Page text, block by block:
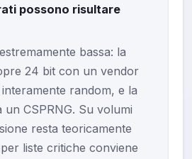
possono risultare
bassa: la
24 bit con un vendor
random, e la
un CSPRNG. Su volumi
resta teoricamente
liste critiche conviene